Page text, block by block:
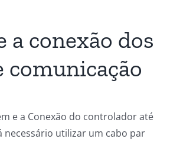
a conexão dos
comunicação
e a Conexão do controlador até
necessário utilizar um cabo par